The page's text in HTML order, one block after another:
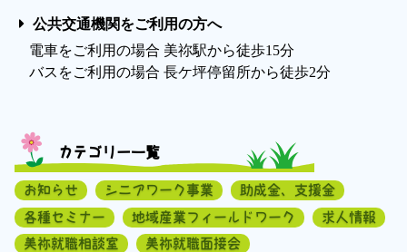
公共交通機関をご利用の方へ
電車をご利用の場合 美祢駅から徒歩15分
バスをご利用の場合 長ケ坪停留所から徒歩2分
カテゴリー一覧
お知らせ シニアワーク事業
助成金、支援金
各種セミナー
地域産業フィールドワーク
求人情報
美祢就職相談室
美祢就職面接会